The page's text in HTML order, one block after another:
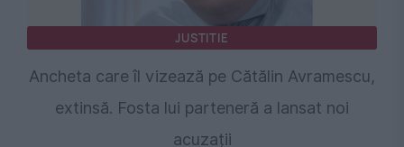
JUSTITIE
Ancheta care îl vizează pe Cătălin Avramescu,
extinsă. Fosta lui parteneră a lansat noi
acuzații